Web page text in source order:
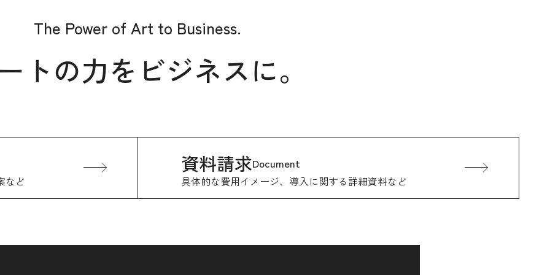
The Power of Art to Business.
トの力をビジネスに。
など
資料請求Document
具体的な費用イメージ、 導入に関する詳細資料など